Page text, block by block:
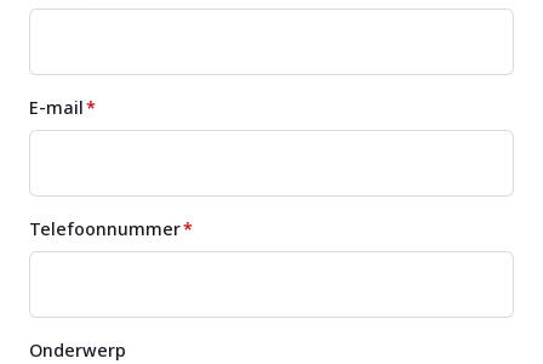
E-mail*
Telefoonnummer*
Onderwerp